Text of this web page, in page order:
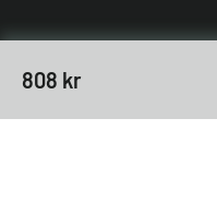
808 kr